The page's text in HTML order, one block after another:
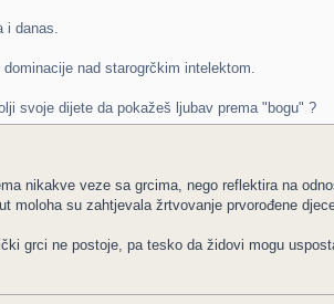
i danas.
nad starogrčkim intelektom.
svoje dijete da pokažeš ljubav prema "bogu" ?
nikakve veze sa grcima, nego reflektira na
moloha su zahtjevala žrtvovanje prvorođene
grci ne postoje, pa tesko da židovi mogu